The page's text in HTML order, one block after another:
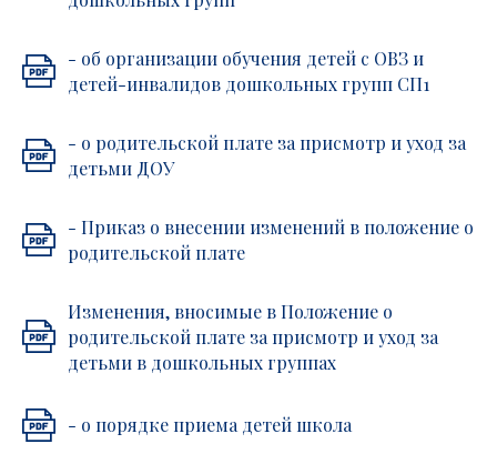
- об организации обучения детей с ОВЗ и
детей-инвалидов дошкольных групп СП1
- о родительской плате за присмотр и уход за
детьми ДОУ
- Приказ о внесении изменений в положение о
родительской плате
Изменения, вносимые в Положение о
родительской плате за присмотр и уход за
детьми в дошкольных группах
- о порядке приема детей школа